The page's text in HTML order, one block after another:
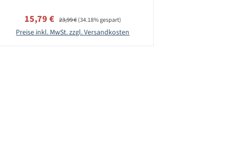
Verkaufspreis:
15,79 € Regulärer Preis:
23,99 €(34.18% gespart)
Preise inkl. MwSt. zzgl. Versandkosten